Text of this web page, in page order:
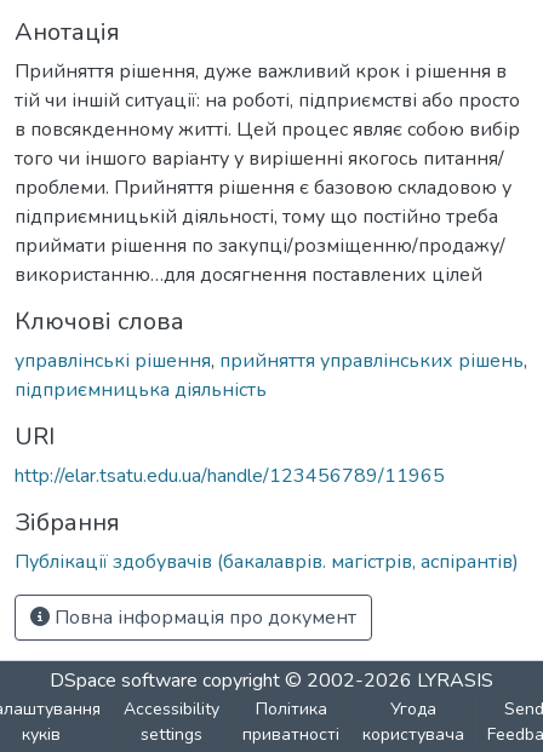
Анотація
Прийняття рішення, дуже важливий крок і рішення в
тій чи іншій ситуації: на роботі, підприємстві або просто
в повсякденному житті. Цей процес являє собою вибір
того чи іншого варіанту у вирішенні якогось питання/
проблеми. Прийняття рішення є базовою складовою у
підприємницькій діяльності, тому що постійно треба
приймати рішення по закупці/розміщенню/продажу/
використанню…для досягнення поставлених цілей
Ключові слова
управлінські рішення, прийняття управлінських рішень,
підприємницька діяльність
URI
http://elar.tsatu.edu.ua/handle/123456789/11965
Зібрання
Публікації здобувачів (бакалаврів. магістрів, аспірантів)
Повна інформація про документ
DSpace software copyright © 2002-2026 LYRASIS
куків
Accessibility
settings
Політика
приватності
Угода
користувача
Send